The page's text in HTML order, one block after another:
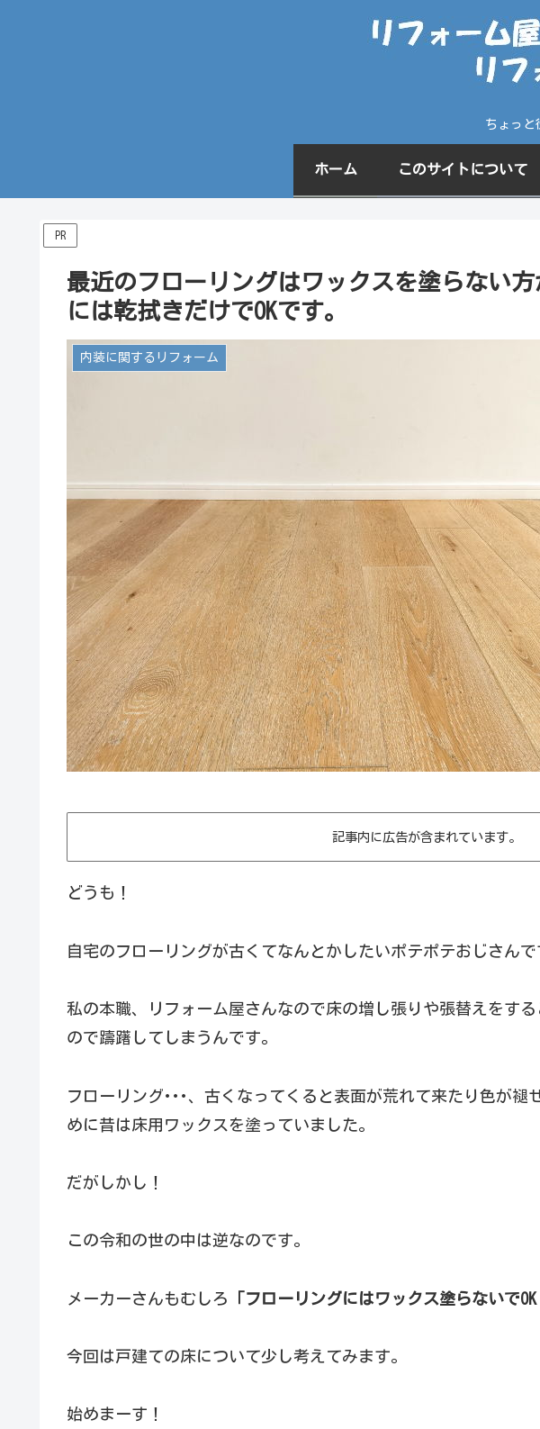
ちょっと
ホーム このサイトについて
PR
最近のフローリングはワックスを塗らない
には乾拭きだけでOKです。
内装に関するリフォーム
記事内に広告が含まれています。
どうも！
自宅のフローリングが古くてなんとかしたいポテポテおじさんで
私の本職、リフォーム屋さんなので床の増し張りや張替えをす
ので躊躇してしまうんです。
フローリング･･･、古くなってくると表面が荒れて来たり色が褪
めに昔は床用ワックスを塗っていました。
だがしかし！
この令和の世の中は逆なのです。
メーカーさんもむしろ 「フローリングにはワックス塗らないでOK
今回は戸建ての床について少し考えてみます。
始めまーす！